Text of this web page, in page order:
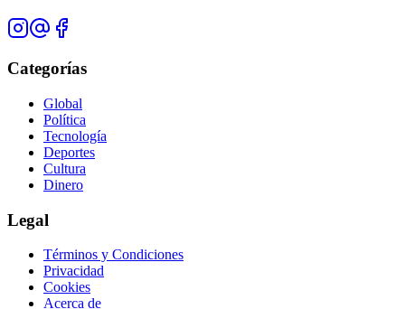
Categorías
Global
Política
Tecnología
Deportes
Cultura
Dinero
Legal
Términos y Condiciones
Privacidad
Cookies
Acerca de